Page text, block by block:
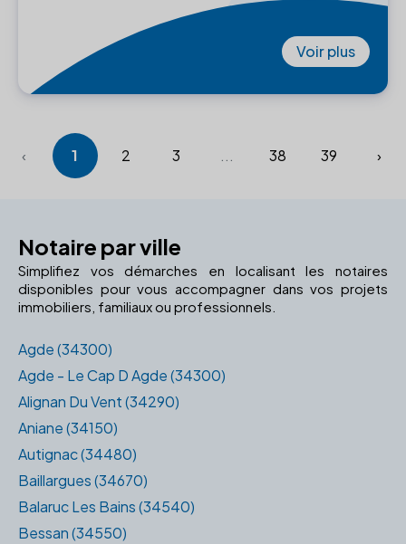
Voir plus
‹ 1 2 3 ... 38 39 ›
Notaire par ville
Simplifiez vos démarches en localisant les notaires
disponibles pour vous accompagner dans vos projets
immobiliers, familiaux ou professionnels.
Agde (34300)
Agde - Le Cap D Agde (34300)
Alignan Du Vent (34290)
Aniane (34150)
Autignac (34480)
Baillargues (34670)
Balaruc Les Bains (34540)
Bessan (34550)